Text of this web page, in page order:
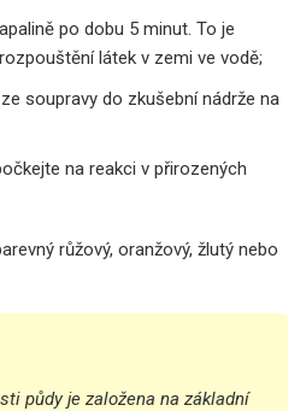
po dobu 5 minut. To je
látek v zemi ve vodě;
soupravy do zkušební nádrže na
na reakci v přirozených
růžový, oranžový, žlutý nebo
půdy je založena na základní